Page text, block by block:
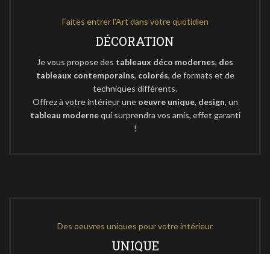
Faites entrer l'Art dans votre quotidien
DÉCORATION
Je vous propose des tableaux déco modernes, des
tableaux contemporains, colorés, de formats et de
techniques différents.
Offrez à votre intérieur une oeuvre unique, design, un
tableau modernequi surprendra vos amis, effet garanti
!
Des oeuvres uniques pour votre intérieur
UNIQUE